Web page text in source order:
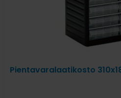
Pientavaralaatikosto